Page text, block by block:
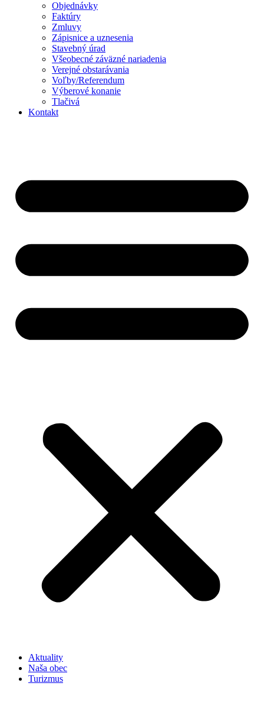
Objednávky
Faktúry
Zmluvy
Zápisnice a uznesenia
Stavebný úrad
Všeobecné záväzné nariadenia
Verejné obstarávania
Voľby/Referendum
Výberové konanie
Tlačivá
Kontakt
Aktuality
Naša obec
Turizmus